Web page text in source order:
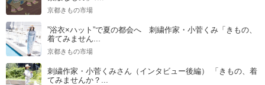
京都きもの市場
”浴衣×ハット”で夏の都会へ 刺繍作家・小菅くみ「きもの、
着てみません...
京都きもの市場
刺繍作家・小菅くみさん（インタビュー後編） 「きもの、着
てみませんか？...